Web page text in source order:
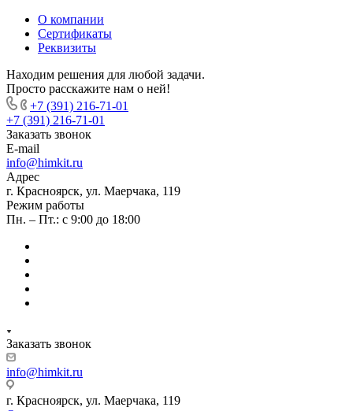
О компании
Сертификаты
Реквизиты
Находим решения для любой задачи.
Просто расскажите нам о ней!
+7 (391) 216-71-01
+7 (391) 216-71-01
Заказать звонок
E-mail
info@himkit.ru
Адрес
г. Красноярск, ул. Маерчака, 119
Режим работы
Пн. – Пт.: с 9:00 до 18:00
Заказать звонок
info@himkit.ru
г. Красноярск, ул. Маерчака, 119